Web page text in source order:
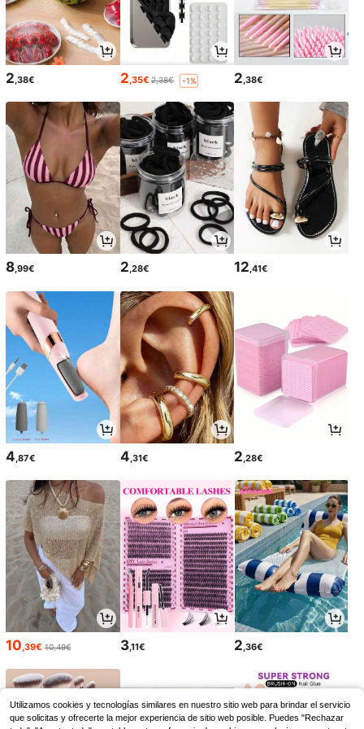
2,38€ 2,35€ 2,38€ -1% 2,38€
8,99€ 2,28€ 12,41€
4 ,87€ 4 ,31€ 2 ,28€
10,39€ 10,49€ 3,11€ 2,36€
Utilizamos cookies y tecnologías similares en nuestro sitio web para brindar el servicio
que solicitas y ofrecerte la mejor experiencia de sitio web posible. Puedes "Rechazar